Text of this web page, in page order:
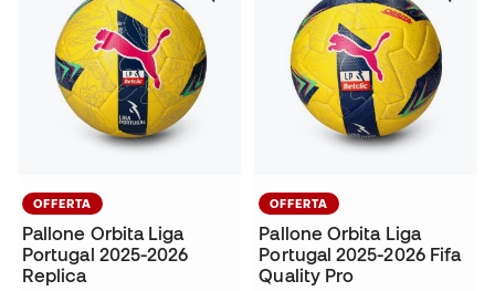
OFFERTA
Pallone Orbita Liga
Portugal 2025-2026
Replica
OFFERTA
Pallone Orbita Liga
Portugal 2025-2026 Fifa
Quality Pro